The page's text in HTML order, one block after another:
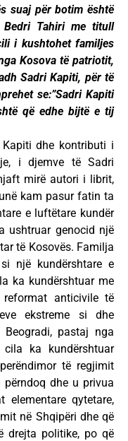
suaj për botim është
Tahiri me titull
i kushtohet familjes
Kosova të patriotit,
Sadri Kapiti, për të
se:”Sadri Kapiti
që edhe bijtë e tij
dhe kontributi i
i djemve të Sadri
mirë autori i librit,
kam pasur fatin ta
e luftëtare kundër
ushtruar genocid një
të Kosovës. Familja
një kundërshtare e
ka kundërshtuar me
anticivile të
ekstreme si dhe
pastaj nga
ka kundërshtuar
të regjimit
dhe u privua
elementare qytetare,
në Shqipëri dhe që
drejta politike, po që